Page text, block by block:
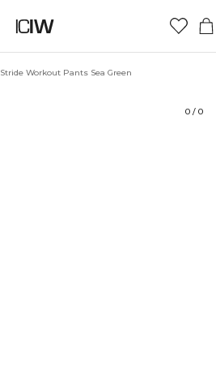
Stride Workout Pants Sea Green
0 / 0